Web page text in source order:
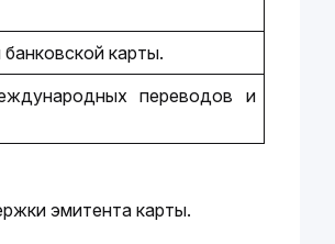
карты.
переводов и
эмитента карты.